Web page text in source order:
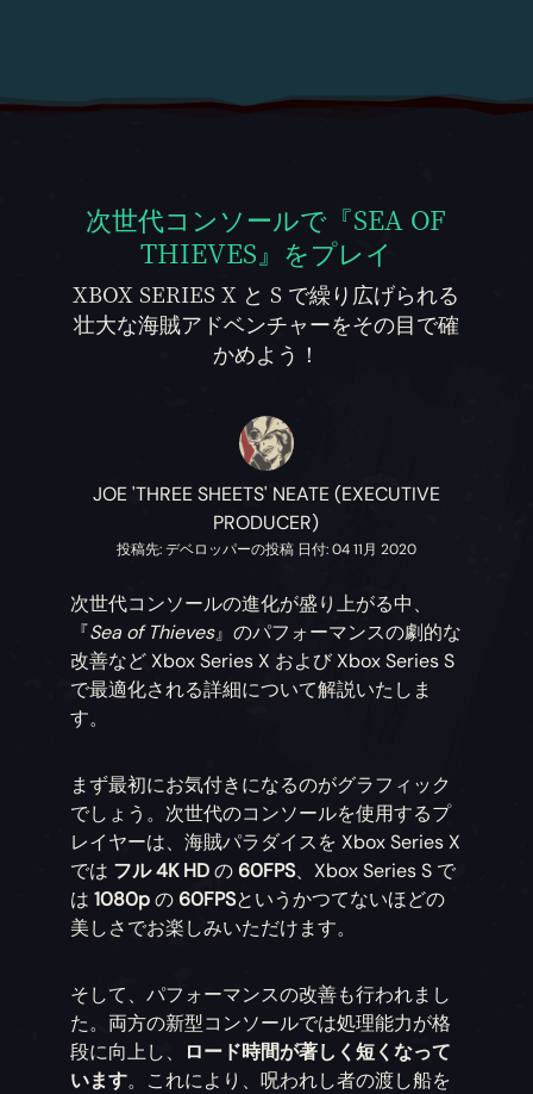
次世代コンソールで『SEA OF
THIEVES』をプレイ
XBOX SERIES X と S で繰り広げられる
壮大な海賊アドベンチャーをその目で確
かめよう！
JOE 'THREE SHEETS' NEATE (EXECUTIVE
PRODUCER)
投稿先: デベロッパーの投稿 日付: 04 11月 2020
次世代コンソールの進化が盛り上がる中、
『Sea of Thieves』のパフォーマンスの劇的な
改善など Xbox Series X および Xbox Series S
で最適化される詳細について解説いたしま
す。
まず最初にお気付きになるのがグラフィック
でしょう。次世代のコンソールを使用するプ
レイヤーは、海賊パラダイスを Xbox Series X
では フル 4K HDの 60FPS、Xbox Series S で
は1080pの 60FPSというかつてないほどの
美しさでお楽しみいただけます。
そして、パフォーマンスの改善も行われまし
た。両方の新型コンソールでは処理能力が格
段に向上し、
ロード時間が著しく短くなって
います。これにより、呪われし者の渡し船を